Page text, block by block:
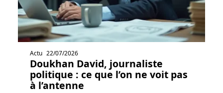
Actu 22/07/2026
Doukhan David, journaliste
politique : ce que l’on ne voit pas
à l’antenne